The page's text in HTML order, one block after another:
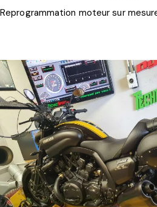
Reprogrammation moteur sur